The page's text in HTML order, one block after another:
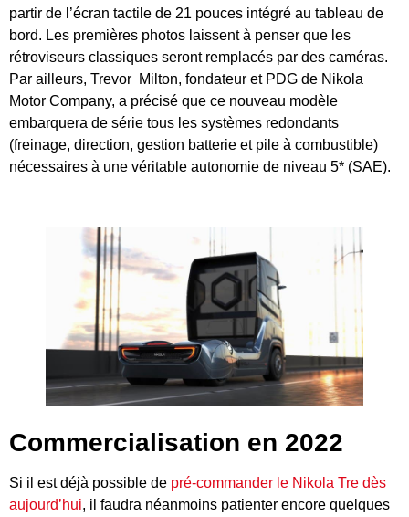
partir de l’écran tactile de 21 pouces intégré au tableau de
bord. Les premières photos laissent à penser que les
rétroviseurs classiques seront remplacés par des caméras.
Par ailleurs, Trevor Milton, fondateur et PDG de Nikola
Motor Company, a précisé que ce nouveau modèle
embarquera de série tous les systèmes redondants
(freinage, direction, gestion batterie et pile à combustible)
nécessaires à une véritable autonomie de niveau 5* (SAE).
Commercialisation en 2022
Si il est déjà possible de pré-commander le Nikola Tre dès
aujourd’hui, il faudra néanmoins patienter encore quelques